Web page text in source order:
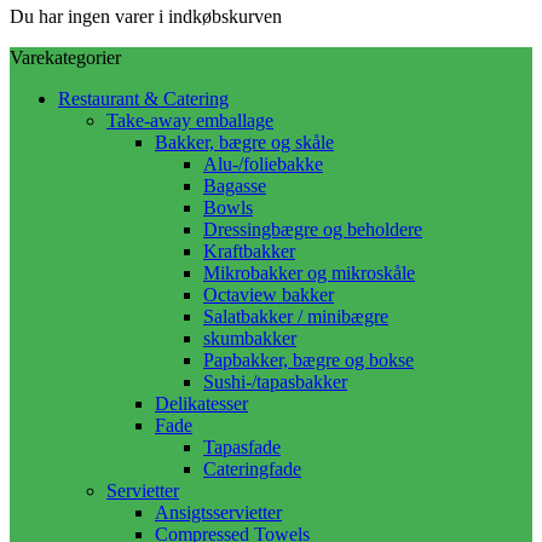
Du har ingen varer i indkøbskurven
Varekategorier
Restaurant & Catering
Take-away emballage
Bakker, bægre og skåle
Alu-/foliebakke
Bagasse
Bowls
Dressingbægre og beholdere
Kraftbakker
Mikrobakker og mikroskåle
Octaview bakker
Salatbakker / minibægre
skumbakker
Papbakker, bægre og bokse
Sushi-/tapasbakker
Delikatesser
Fade
Tapasfade
Cateringfade
Servietter
Ansigtsservietter
Compressed Towels